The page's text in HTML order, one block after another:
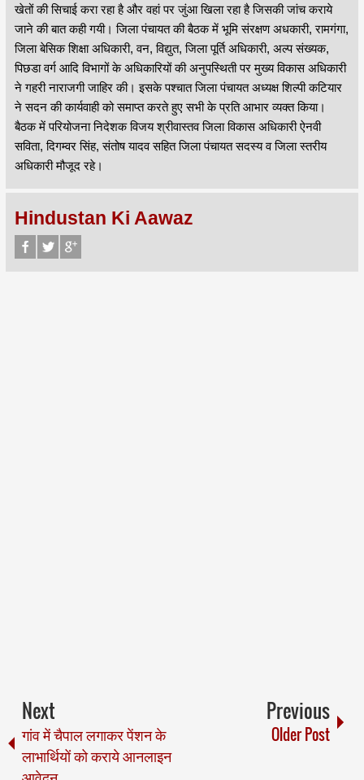
खेतों की सिचाई करा रहा है और वहां पर जुंआ खिला रहा है जिसकी जांच कराये
जाने की बात कही गयी। जिला पंचायत की बैठक में भूमि संरक्षण अधकारी, रामगंगा,
जिला बेसिक शिक्षा अधिकारी, वन, विद्युत, जिला पूर्ति अधिकारी, अल्प संख्यक,
पिछडा वर्ग आदि विभागों के अधिकारियों की अनुपस्थिती पर मुख्य विकास अधिकारी
ने गहरी नाराजगी जाहिर की। इसके पश्चात जिला पंचायत अध्यक्ष शिल्पी कटियार
ने सदन की कार्यवाही को समाप्त करते हुए सभी के प्रति आभार व्यक्त किया।
बैठक में परियोजना निदेशक विजय श्रीवास्तव जिला विकास अधिकारी ऐनवी
सविता, दिगम्वर सिंह, संतोष यादव सहित जिला पंचायत सदस्य व जिला स्तरीय
अधिकारी मौजूद रहे।
Hindustan Ki Aawaz
Next
गांव में चैपाल लगाकर पेंशन के
लाभार्थियों को कराये आनलाइन
Previous
Older Post